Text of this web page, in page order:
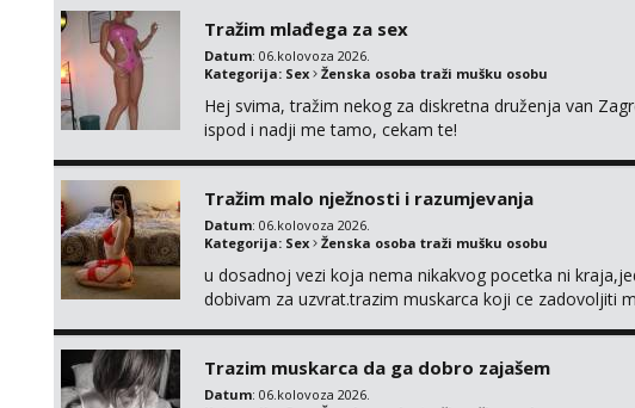
Tražim mlađega za sex
Datum: 06.kolovoza 2026.
Kategorija: Sex Ženska osoba traži mušku osobu
Hej svima, tražim nekog za diskretna druženja van
ispod i nadji me tamo, cekam te!
Tražim malo nježnosti i razumjevanja
Datum: 06.kolovoza 2026.
Kategorija: Sex Ženska osoba traži mušku osobu
u dosadnoj vezi koja nema nikakvog pocetka ni
dobivam za uzvrat.trazim muskarca koji ce zadovoljiti
Trazim muskarca da ga dobro zajašem
Datum: 06.kolovoza 2026.